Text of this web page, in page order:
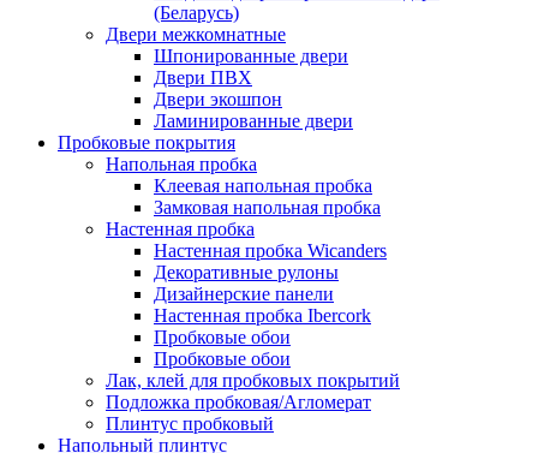
(Беларусь)
Двери межкомнатные
Шпонированные двери
Двери ПВХ
Двери экошпон
Ламинированные двери
Пробковые покрытия
Напольная пробка
Клеевая напольная пробка
Замковая напольная пробка
Настенная пробка
Настенная пробка Wicanders
Декоративные рулоны
Дизайнерские панели
Настенная пробка Ibercork
Пробковые обои
Пробковые обои
Лак, клей для пробковых покрытий
Подложка пробковая/Агломерат
Плинтус пробковый
Напольный плинтус